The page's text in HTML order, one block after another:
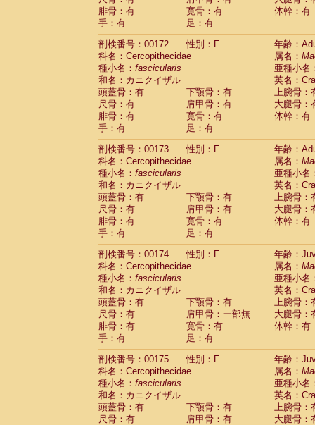
腓骨：有
寛骨：有
体幹：有
手：有
足：有
剖検番号：00172
性別：F
年齢：
科名：Cercopithecidae
属名：
種小名： fascicularis
亜種小名
和名：カニクイザル
英名：
頭蓋骨：有
下顎骨：有
上腕骨：
尺骨：有
肩甲骨：有
大腿骨：
腓骨：有
寛骨：有
体幹：有
手：有
足：有
剖検番号：00173
性別：F
年齢：
科名：Cercopithecidae
属名：
種小名： fascicularis
亜種小名
和名：カニクイザル
英名：
頭蓋骨：有
下顎骨：有
上腕骨：
尺骨：有
肩甲骨：有
大腿骨：
腓骨：有
寛骨：有
体幹：有
手：有
足：有
剖検番号：00174
性別：F
年齢：
科名：Cercopithecidae
属名：
種小名： fascicularis
亜種小名
和名：カニクイザル
英名：
頭蓋骨：有
下顎骨：有
上腕骨：
尺骨：有
肩甲骨：一部無
大腿骨：
腓骨：有
寛骨：有
体幹：有
手：有
足：有
剖検番号：00175
性別：F
年齢：
科名：Cercopithecidae
属名：
種小名： fascicularis
亜種小名
和名：カニクイザル
英名：
頭蓋骨：有
下顎骨：有
上腕骨：
尺骨：有
肩甲骨：有
大腿骨：